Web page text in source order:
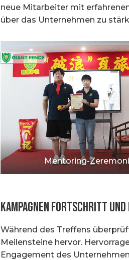
neue Mitarbeiter mit
über das Unternehmen zu
Mentoring-
Kampagnen fortschritt
Während des Treffens
Meilensteine hervor.
Engagement des